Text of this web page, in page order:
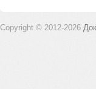
Copyright © 2012-2026